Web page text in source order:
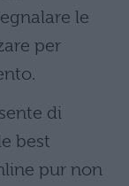
le
per
di
best
pur non